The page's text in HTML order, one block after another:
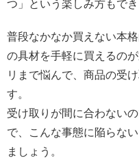
つ」という楽しみ方もでき
普段なかなか買えない本
の具材を手軽に買えるの
リまで悩んで、商品の受
す。
受け取りが間に合わない
で、こんな事態に陥らな
ましょう。